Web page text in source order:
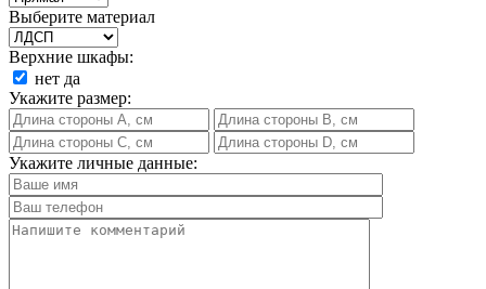
Выберите материал
Верхние шкафы:
нет да
Укажите размер:
Укажите личные данные: